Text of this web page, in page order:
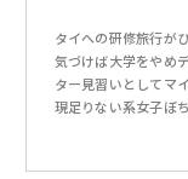
タイへの研修旅行が
気づけば大学をやめ
ター見習いとしてマ
現足りない系女子ぼ